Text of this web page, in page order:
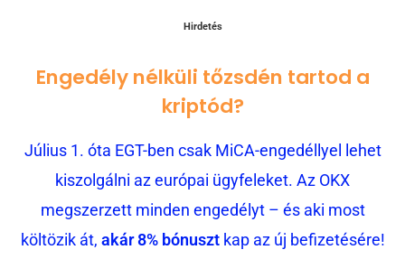
Hirdetés
Engedély nélküli tőzsdén tartod a
kriptód?
Július 1. óta EGT-ben csak MiCA-engedéllyel lehet
kiszolgálni az európai ügyfeleket. Az OKX
megszerzett minden engedélyt – és aki most
költözik át, akár 8% bónusztkap az új befizetésére!